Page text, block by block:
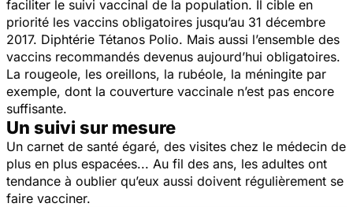
faciliter le suivi vaccinal de la population. Il cible en
priorité les vaccins obligatoires jusqu’au 31 décembre
2017. Diphtérie Tétanos Polio. Mais aussi l’ensemble des
vaccins recommandés devenus aujourd’hui obligatoires.
La rougeole, les oreillons, la rubéole, la méningite par
exemple, dont la couverture vaccinale n’est pas encore
suffisante.
Un suivi sur mesure
Un carnet de santé égaré, des visites chez le médecin de
plus en plus espacées... Au fil des ans, les adultes ont
tendance à oublier qu’eux aussi doivent régulièrement se
faire vacciner.